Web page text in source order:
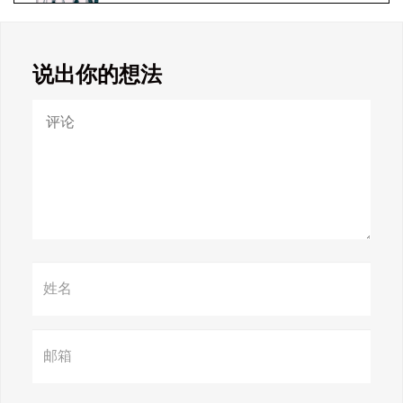
Google SEO终极秘籍，一夜跻
说出你的想法